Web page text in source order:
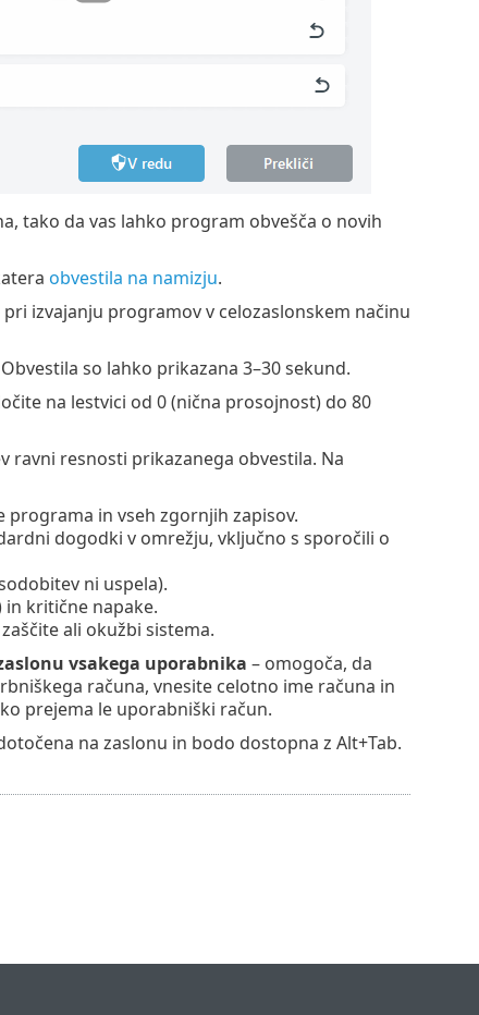
tako da vas lahko program obvešča o novih
obvestila na namizju.
pri izvajanju programov v celozaslonskem načinu
so lahko prikazana 3–30 sekund.
na lestvici od 0 (nična prosojnost) do 80
ravni resnosti prikazanega obvestila. Na
in vseh zgornjih zapisov.
dogodki v omrežju, vključno s sporočili o
ni uspela).
in kritične napake.
ali okužbi sistema.
vsakega uporabnika – omogoča, da
računa, vnesite celotno ime računa in
prejema le uporabniški račun.
na zaslonu in bodo dostopna z Alt+Tab.